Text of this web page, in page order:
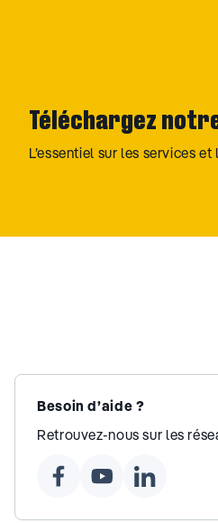
Téléchargez
L’essentiel sur les services
Besoin d’aide ?
Retrouvez-nous sur les